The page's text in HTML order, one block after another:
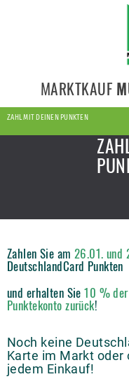
MARKTKAUF
ZAHL MIT DEINEN PUNKTEN
Zahlen Sie am 26.01. und
DeutschlandCard Punkten
und erhalten Sie10 %
Punktekonto zurück!
Noch keine
Karte im Markt oder
jedem Einkauf!